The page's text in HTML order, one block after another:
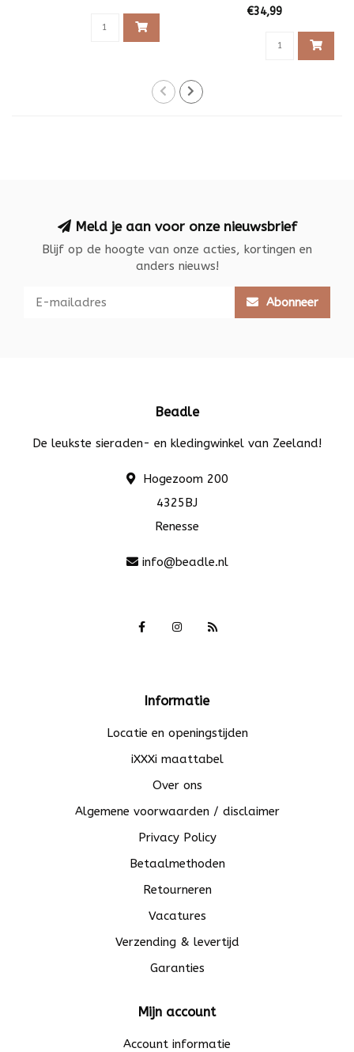
€34,99
Meld je aan voor onze nieuwsbrief
Blijf op de hoogte van onze acties, kortingen en
anders nieuws!
Abonneer
Beadle
De leukste sieraden- en kledingwinkel van Zeeland!
Hogezoom 200
4325BJ
Renesse
info@beadle.nl
Informatie
Locatie en openingstijden
iXXXi maattabel
Over ons
Algemene voorwaarden / disclaimer
Privacy Policy
Betaalmethoden
Retourneren
Vacatures
Verzending & levertijd
Garanties
Mijn account
Account informatie